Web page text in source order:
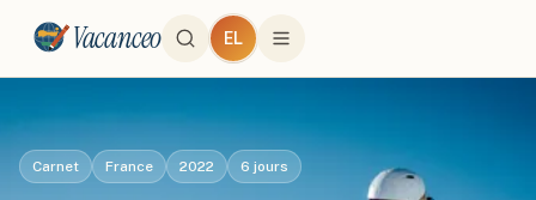
Vacanceo EL
Carnet France 2022 6 jours